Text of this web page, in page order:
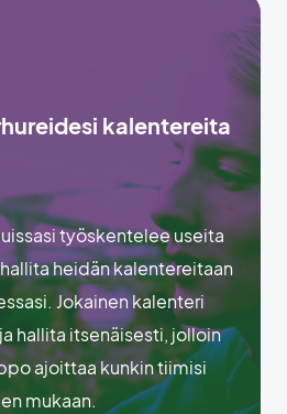
kalentereita
työskentelee useita
heidän kalentereitaan
Jokainen kalenteri
hallita itsenäisesti, jolloin
ajoittaa kunkin tiimisi
mukaan.